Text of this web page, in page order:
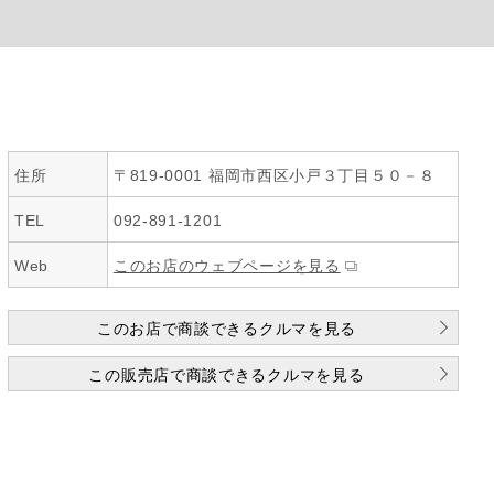
住所 〒819-0001 福岡市西区小戸３丁目５０－８
TEL 092-891-1201
Web このお店のウェブページを見る
このお店で商談できるクルマを見る
この販売店で商談できるクルマを見る